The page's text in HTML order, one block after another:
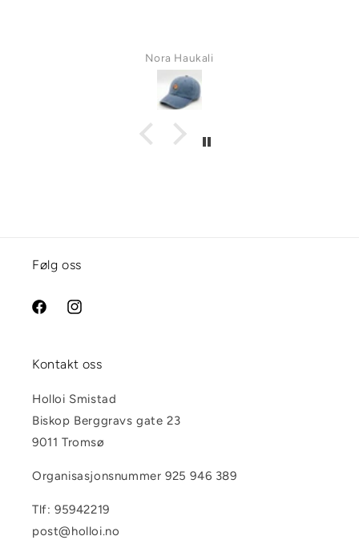
Nora Haukali
Følg oss
FacebookInstagram
Kontakt oss
Holloi Smistad
Biskop Berggravs gate 23
9011 Tromsø
Organisasjonsnummer 925 946 389
Tlf: 95942219
post@holloi.no